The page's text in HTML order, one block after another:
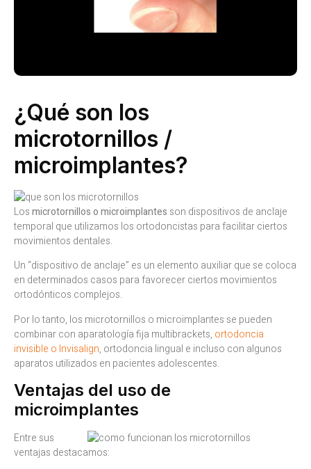
¿Qué son los
microtornillos /
microimplantes?
Losmicrotornillos o microimplantes son dispositivos de anclaje
temporal que utilizamos los ortodoncistas para facilitar ciertos
movimientos dentales.
Un “dispositivo de anclaje” es un elemento auxiliar que se coloca
en determinados casos para favorecer ciertos movimientos
ortodónticos complejos.
Por lo tanto, los microtornillos o microimplantes se pueden
combinar con aparatología fija multibrackets, ortodoncia
invisible o Invisalign, ortodoncia lingual e incluso con algunos
aparatos utilizados en pacientes adolescentes.
Ventajas del uso de
microimplantes
Entre sus
ventajas destacamos: